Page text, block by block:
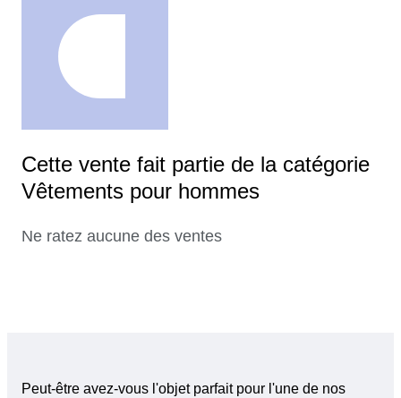
Cette vente fait partie de la catégorie
Vêtements pour hommes
Ne ratez aucune des ventes
Peut-être avez-vous l'objet parfait pour l'une de nos